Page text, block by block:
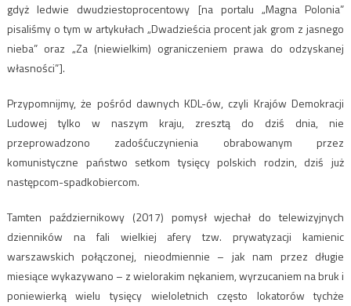
gdyż ledwie dwudziestoprocentowy [na portalu „Magna Polonia”
pisaliśmy o tym w artykułach „Dwadzieścia procent jak grom z jasnego
nieba” oraz „Za (niewielkim) ograniczeniem prawa do odzyskanej
własności”].
Przypomnijmy, że pośród dawnych KDL-ów, czyli Krajów Demokracji
Ludowej tylko w naszym kraju, zresztą do dziś dnia, nie
przeprowadzono zadośćuczynienia obrabowanym przez
komunistyczne państwo setkom tysięcy polskich rodzin, dziś już
następcom-spadkobiercom.
Tamten październikowy (2017) pomysł wjechał do telewizyjnych
dzienników na fali wielkiej afery tzw. prywatyzacji kamienic
warszawskich połączonej, nieodmiennie – jak nam przez długie
miesiące wykazywano – z wielorakim nękaniem, wyrzucaniem na bruk i
poniewierką wielu tysięcy wieloletnich często lokatorów tychże